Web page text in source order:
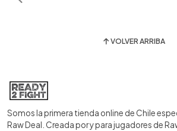
VOLVER ARRIBA
Somos la primera tienda online de Chile
Raw Deal. Creada por y para jugadores de